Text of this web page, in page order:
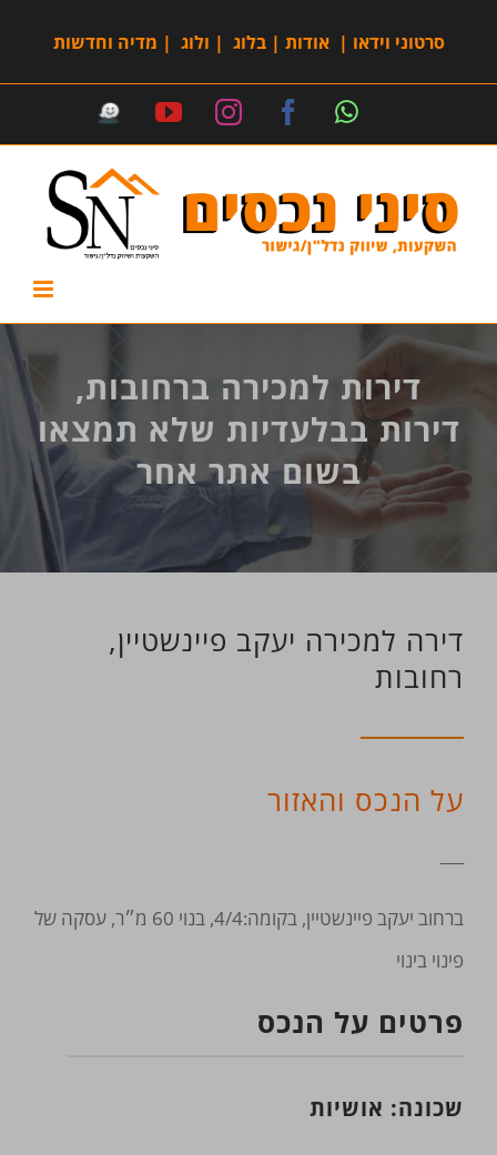
סרטוני וידאו |אודות |בלוג | ולוג | מדיה וחדשות
דירות למכירה ברחובות,
דירות בבלעדיות שלא תמצאו
בשום אתר אחר
דירה למכירה יעקב פיינשטיין,
רחובות
על הנכס והאזור
ברחוב יעקב פיינשטיין, בקומה:4/4, בנוי 60 מ״ר, עסקה של
פינוי בינוי
פרטים על הנכס
שכונה: אושיות